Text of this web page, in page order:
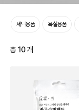
세탁용품 욕실용품
총10개